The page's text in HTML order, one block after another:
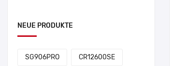
NEUE PRODUKTE
SG906PRO CR12600SE